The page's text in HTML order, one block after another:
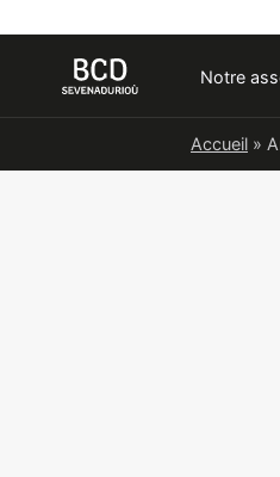
Notre
Accueil »